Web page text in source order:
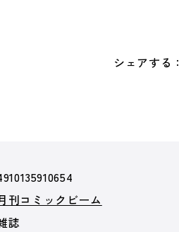
シェアする：
刊コミックビーム
誌